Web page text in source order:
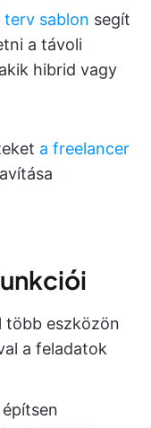
terv sablon segít
a távoli
hibrid vagy
a freelancer
több eszközön
a feladatok